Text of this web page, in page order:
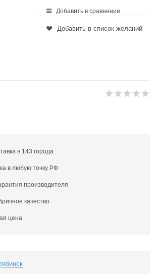
Добавить в сравнение
Добавить в список желаний
в 143 города
в любую точку РФ
производителя
качество
цена